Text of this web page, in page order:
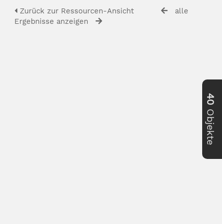
Zurück zur Ressourcen-Ansicht
alle
Ergebnisse anzeigen
40
Objekte